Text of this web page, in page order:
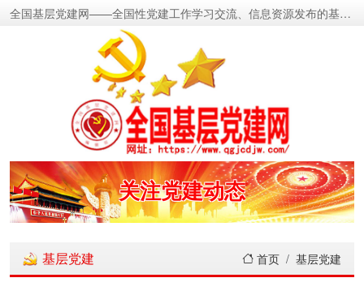
全国基层党建网——全国性党建工作学习交流、信息资源发布的基层党建新闻门户网
密切党群关系
传递党的声音
关注党建动态
基层党建 首页 基层党建